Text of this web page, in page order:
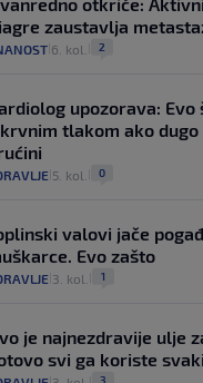
zaustavlja
6. kol. 2
upozorava: Evo
tlakom ako
5. kol. 0
valovi jače
Evo zašto
3. kol. 1
je najnezdravije ulje
svi ga koriste
3